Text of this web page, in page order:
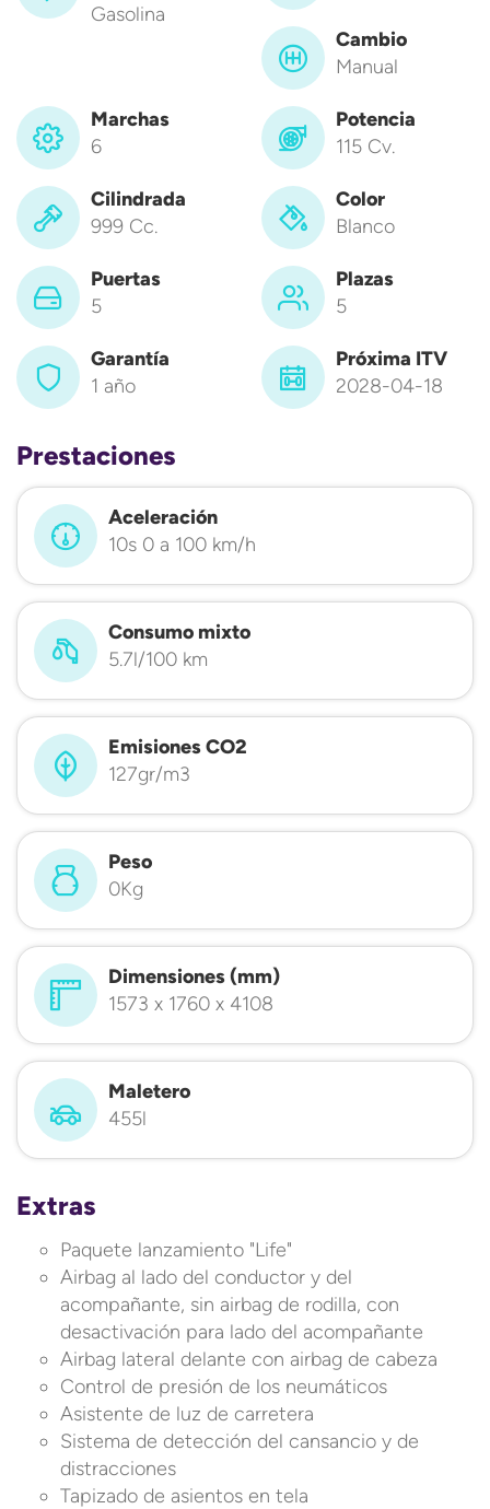
Gasolina
Cambio
Manual
Marchas
6
Potencia
115 Cv.
Cilindrada
999 Cc.
Color
Blanco
Puertas
5
Plazas
5
Garantía
1 año
Próxima ITV
2028-04-18
Prestaciones
Aceleración
10s 0 a 100 km/h
Consumo mixto
5.7l/100 km
Emisiones CO2
127gr/m3
Peso
0Kg
Dimensiones (mm)
1573 x 1760 x 4108
Maletero
455l
Extras
Paquete lanzamiento "Life"
Airbag al lado del conductor y del
acompañante, sin airbag de rodilla, con
desactivación para lado del acompañante
Airbag lateral delante con airbag de cabeza
Control de presión de los neumáticos
Asistente de luz de carretera
Sistema de detección del cansancio y de
distracciones
Tapizado de asientos en tela